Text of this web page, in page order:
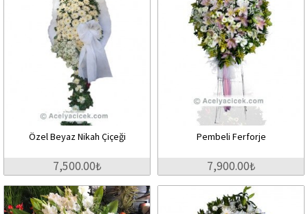
Özel Beyaz Nikah Çiçeği
7,500.00₺
Pembeli Ferforje
7,900.00₺